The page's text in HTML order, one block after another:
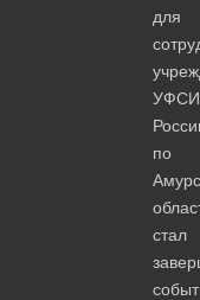
для
по
стал